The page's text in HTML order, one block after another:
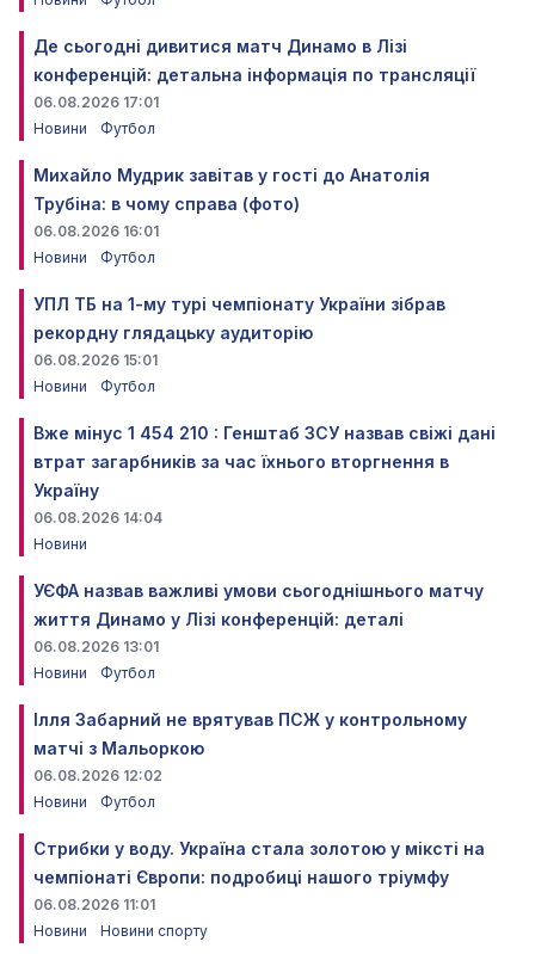
Де сьогодні дивитися матч Динамо в Лізі
конференцій: детальна інформація по трансляції
06.08.2026 17:01
Новини
Футбол
Михайло Мудрик завітав у гості до Анатолія
Трубіна: в чому справа (фото)
06.08.2026 16:01
Новини
Футбол
УПЛ ТБ на 1-му турі чемпіонату України зібрав
рекордну глядацьку аудиторію
06.08.2026 15:01
Новини
Футбол
Вже мінус 1 454 210 : Генштаб ЗСУ назвав свіжі дані
втрат загарбників за час їхнього вторгнення в
Україну
06.08.2026 14:04
Новини
УЄФА назвав важливі умови сьогоднішнього матчу
життя Динамо у Лізі конференцій: деталі
06.08.2026 13:01
Новини
Футбол
Ілля Забарний не врятував ПСЖ у контрольному
матчі з Мальоркою
06.08.2026 12:02
Новини
Футбол
Стрибки у воду. Україна стала золотою у міксті на
чемпіонаті Європи: подробиці нашого тріумфу
06.08.2026 11:01
Новини
Новини спорту